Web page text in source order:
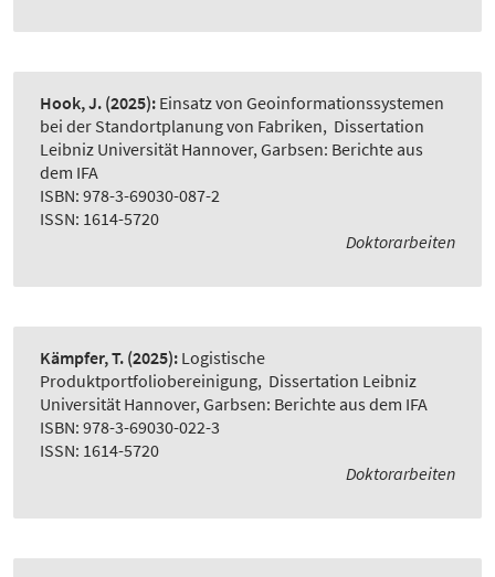
Hook, J. (2025): Einsatz von Geoinformationssystemen
bei der Standortplanung von Fabriken, Dissertation
Leibniz Universität Hannover, Garbsen: Berichte aus
dem IFA
ISBN: 978-3-69030-087-2
ISSN: 1614-5720
Doktorarbeiten
Kämpfer, T. (2025): Logistische
Produktportfoliobereinigung, Dissertation Leibniz
Universität Hannover, Garbsen: Berichte aus dem IFA
ISBN: 978-3-69030-022-3
ISSN: 1614-5720
Doktorarbeiten